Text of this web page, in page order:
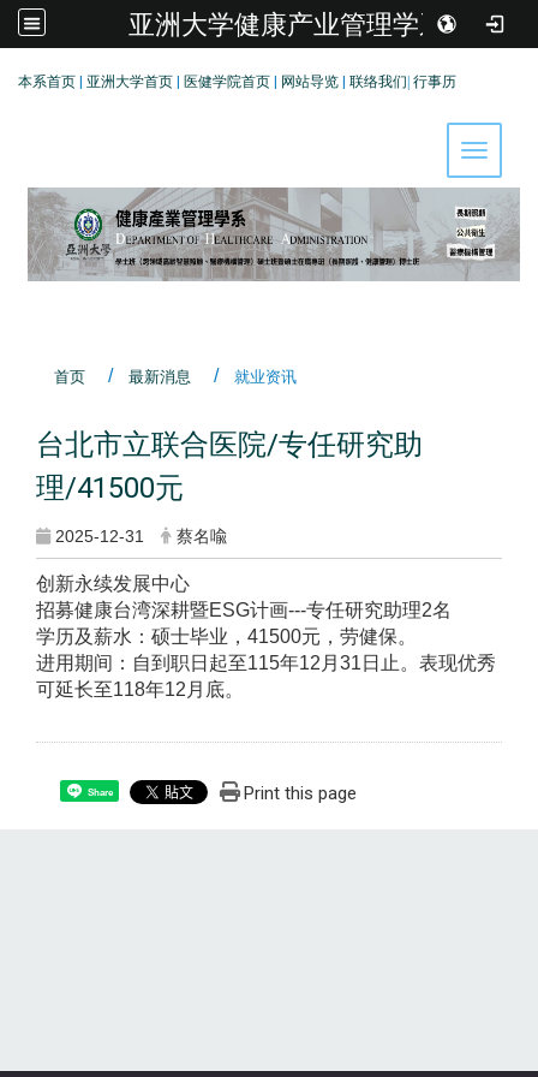
亚洲大学健康产业管理学系
本系首页 亚洲大学首页 医健学院首页 网站导览 联络我们 行事历
Toggle
首页 最新消息 就业资讯
台北市立联合医院/专任研究助
理/41500元
2025-12-31 蔡名喩
创新永续发展中心
招募健康台湾深耕暨ESG计画---专任研究助理2名
学历及薪水：硕士毕业，41500元，劳健保。
进用期间：自到职日起至115年12月31日止。表现优秀
可延长至118年12月底。
Share Print this page